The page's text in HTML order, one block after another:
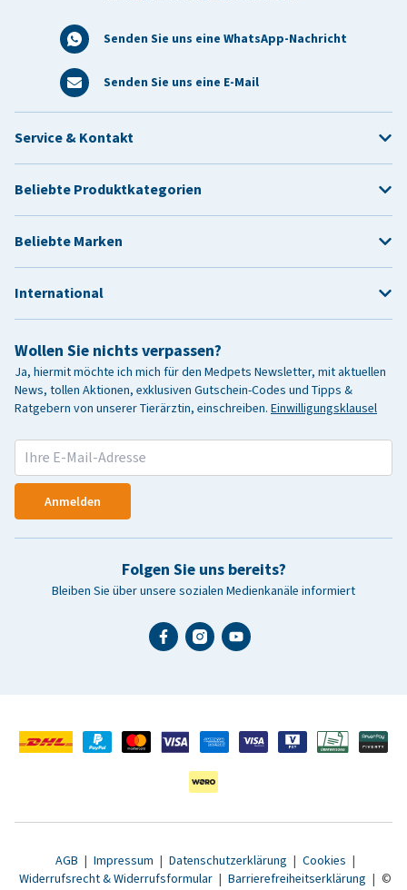
Senden Sie uns eine WhatsApp-Nachricht
Senden Sie uns eine E-Mail
Wollen Sie nichts verpassen?
Ja, hiermit möchte ich mich für den Medpets Newsletter, mit aktuellen
News, tollen Aktionen, exklusiven Gutschein-Codes und Tipps &
Ratgebern von unserer Tierärztin, einschreiben. Einwilligungsklausel
Anmelden
Folgen Sie uns bereits?
Bleiben Sie über unsere sozialen Medienkanäle informiert
Service & Kontakt
Beliebte Produktkategorien
Beliebte Marken
International
AGB | Impressum | Datenschutzerklärung | Cookies |
Widerrufsrecht & Widerrufsformular | Barrierefreiheitserklärung | ©